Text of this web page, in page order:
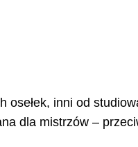
inni od
dla mistrzów –